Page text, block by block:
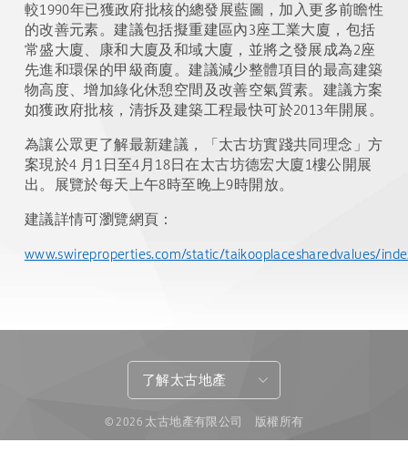
較1990年已獲政府批核的總發展藍圖，加入更多前瞻性
的改善元素。建議包括擬重建區內3座工業大廈，包括
常盛大廈、康和大廈及和域大廈，並將之發展成為2座
先進和環保的甲級商廈。建議減少整體項目的最高建築
物高度、增加綠化休憩空間及改善空氣質素。建議方案
如獲政府批核，清拆及建築工程最快可於2013年開展。
為讓公眾更了解最新建議，「太古坊實踐共同理念」方
案現於4 月1日至4月18日在太古坊德宏大廈1樓公開展
出。展覽於每天上午8時至晚上9時開放。
建議詳情可瀏覽網頁：
www.swireproperties.com/static/taikooplacesharedvalues/
了解太古地產
© 2026 太古地產有限公司 版權所有